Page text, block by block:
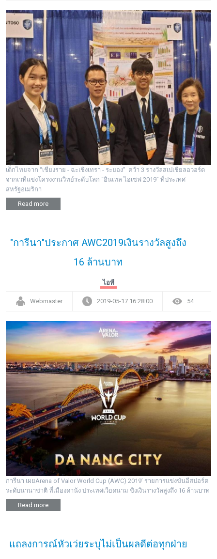
เด็กไทยจาก “เชียงราย - ฉะเชิงเทรา - ระยอง” คว้า 3 รางวัลสเปเชียลอวอร์ด
จากเวทีแข่งโครงงานวิทย์ระดับโลก “อินเทล ไอเซฟ 2019” ที่ประเทศ
สหรัฐอเมริกา
Read more
"การีนา"ประกาศ AWC2019เงินรางวัลสูงถึง
16 ล้านบาท
ไอที
Webmaster 2019-05-17 16:28:00 54
การีนา เผยArena of Valor World Cup (AWC) 2019’ รายการแข่งขันอีสปอร์ต
ระดับนานาชาติ ที่เมืองดานัง ประเทศเวียดนาม ชิงเงินรางวัลสูงถึง 16 ล้านบาท
Read more
แถลงการณ์หัวเว่ยระบุไม่เป็นผลดีต่อทุกฝ่าย